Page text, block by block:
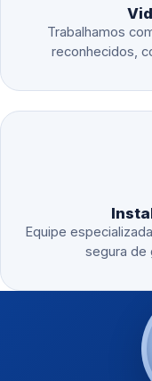
Trabalhamos
reconhecidos,
Equipe
segura de